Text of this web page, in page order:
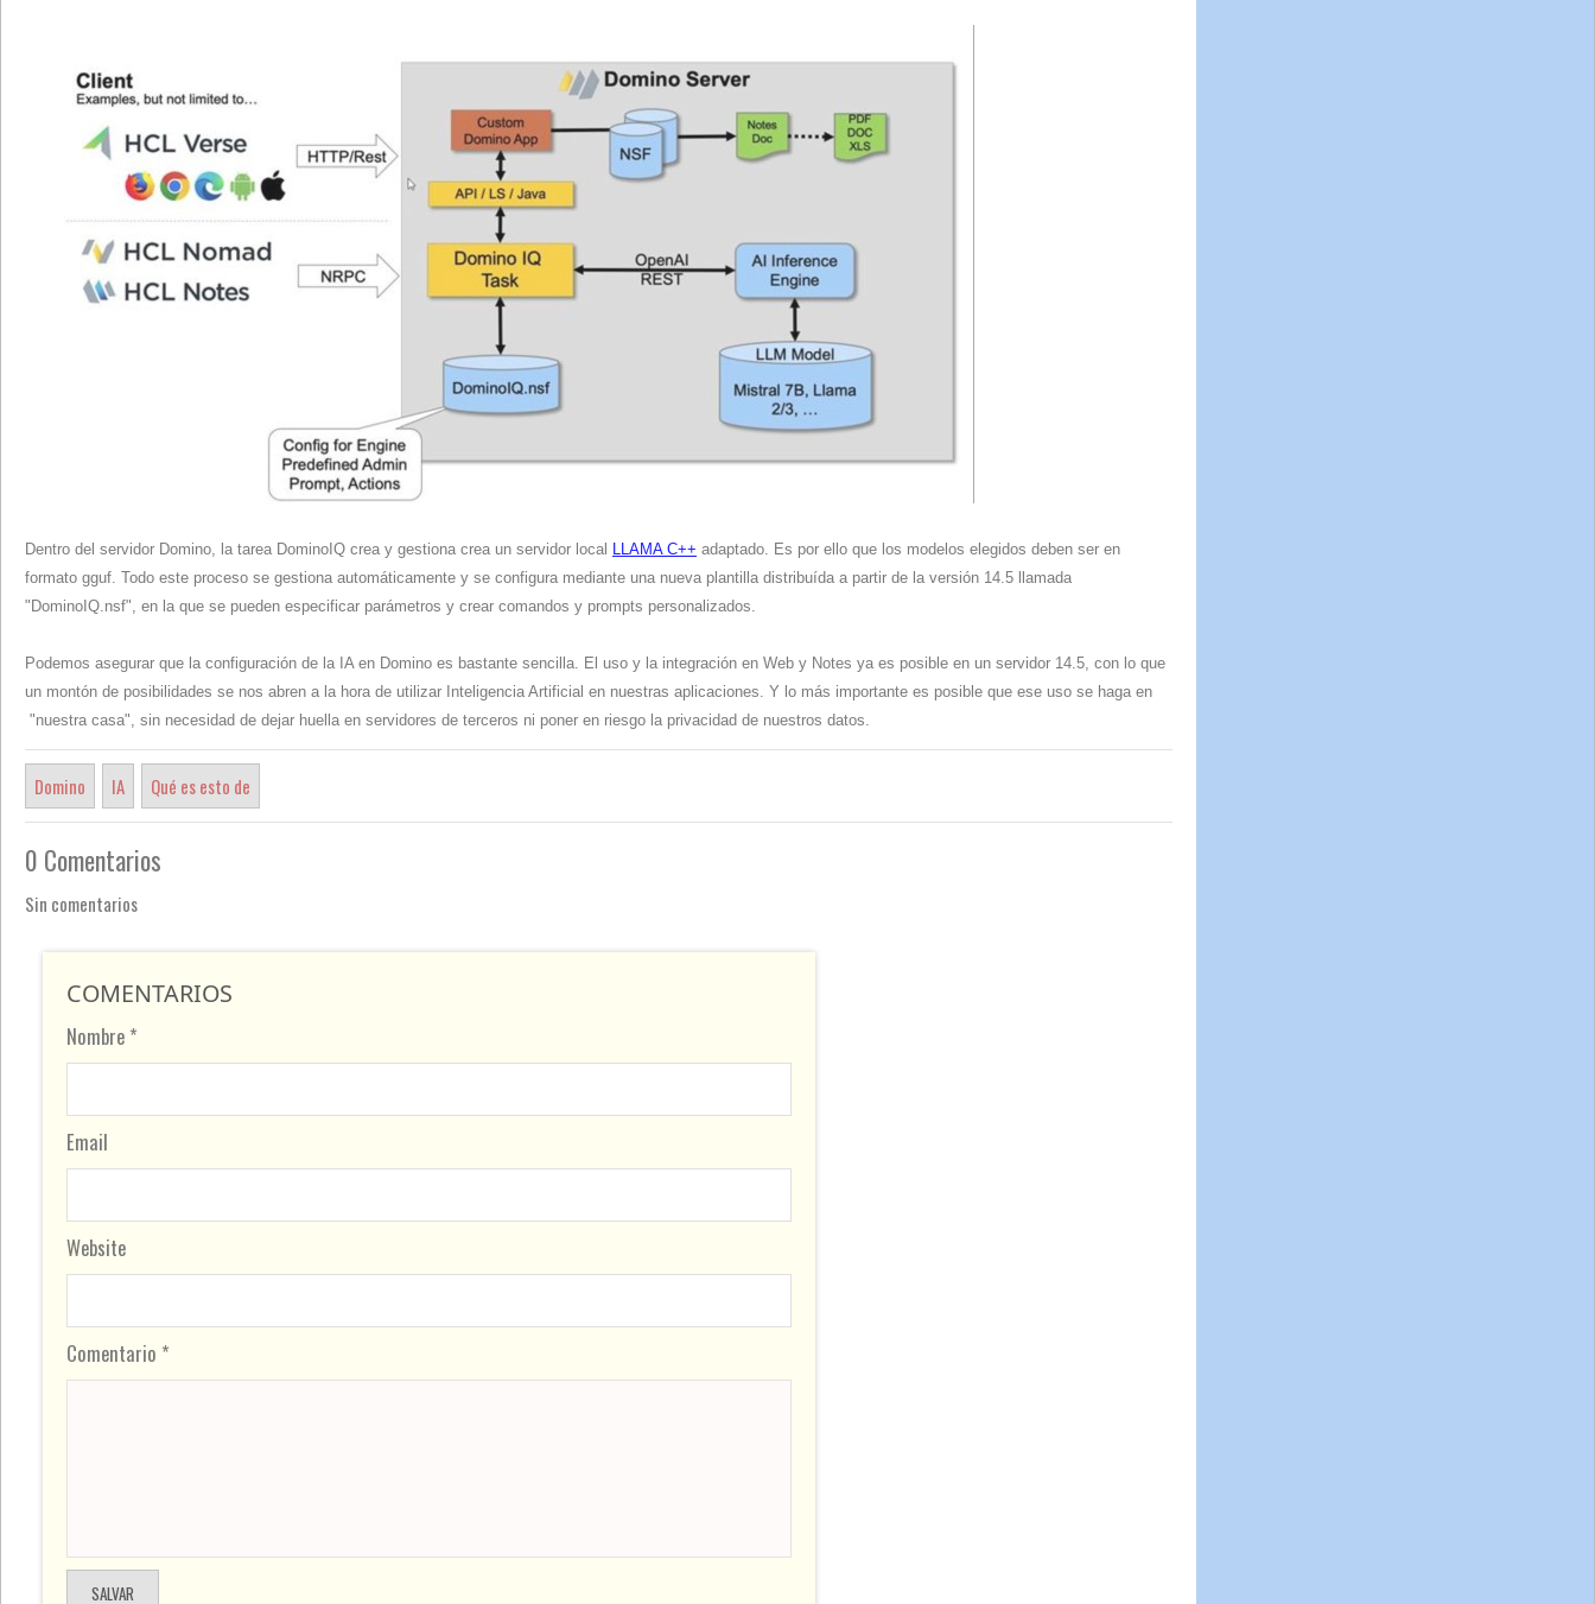
Dentro del servidor Domino, la tarea DominoIQ crea y gestiona crea un servidor local LLAMA C++ adaptado. Es por ello que los modelos elegidos deben ser en
formato gguf. Todo este proceso se gestiona automáticamente y se configura mediante una nueva plantilla distribuída a partir de la versión 14.5 llamada
"DominoIQ.nsf", en la que se pueden especificar parámetros y crear comandos y prompts personalizados.
Podemos asegurar que la configuración de la IA en Domino es bastante sencilla. El uso y la integración en Web y Notes ya es posible en un servidor 14.5, con lo que
un montón de posibilidades se nos abren a la hora de utilizar Inteligencia Artificial en nuestras aplicaciones. Y lo más importante es posible que ese uso se haga en
"nuestra casa", sin necesidad de dejar huella en servidores de terceros ni poner en riesgo la privacidad de nuestros datos.
Domino IA Qué es esto de
0 Comentarios
Sin comentarios
COMENTARIOS
Nombre *
Email
Website
Comentario *